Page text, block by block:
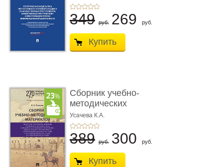
349 руб. 269 руб.
Купить
Сборник учебно-
методических
материалов по кур ...
Усачева К.А.
389 руб. 300 руб.
Купить